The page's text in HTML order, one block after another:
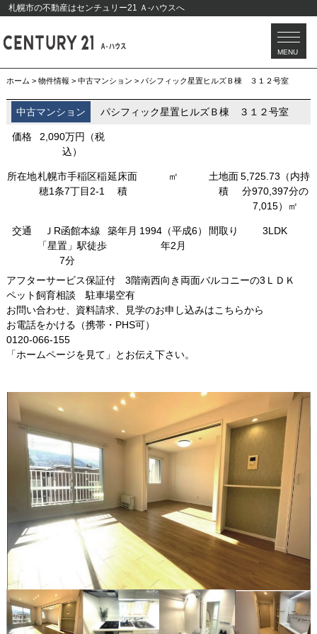
札幌市の不動産はセンチュリー21 Ａ-ハウスへ
MENU
当社について
tel:0120-066-155
ホーム > 物件情報 > 中古マンション > パシフィック星置ヒルズＢ棟 ３１２号室
中古マンション パシフィック星置ヒルズＢ棟 ３１２号室
価格
2,090万円（税
込）
所在地札幌市手稲区稲
穂1条7丁目2-1
延床面
積
㎡
土地面
積
5,725.73（内持
分970,397分の
7,015）㎡
交通
ＪR函館本線
「星置」駅徒歩
7分
築年月 1994（平成6）
年2月
間取り 3LDK
アフターサービス保証付 3階南西向き両面バルコニーの3ＬＤＫ
ペット飼育相談 駐車場空有
お問い合わせ、資料請求、見学のお申し込みはこちらから
お電話をかける（携帯・PHS可）
0120-066-155
「ホームページを見て」とお伝え下さい。
南西向き15.0帖のＬＤＫ
新品の食洗機付キッチン
新品の乾燥機付ユニットバス
新品のシャンプードレッサー（同仕様）
新品のシャワートイレ（同仕様）
洋室（同仕様）
カウンター付玄関
案内図
食洗機付キッチン
ＴⅤモニター付インターホン
浄水器内蔵キッチン水栓
シャワートイレ
安心のオートロック
新耐震基準
トランクルームあり
ペット飼育相談
駐車場空有